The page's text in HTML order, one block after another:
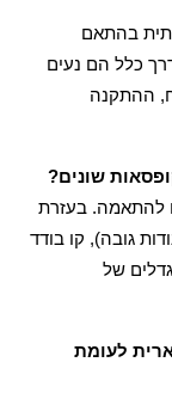
בהתאם
כלל הם נעים
ההתקנה
להתאמה. בעזרת
גובה), קו בודד
של
לעומת